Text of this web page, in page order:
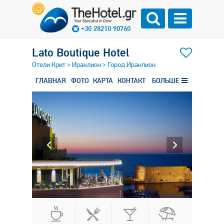
+30 28210 90760
Lato Boutique Hotel
Отели Крит>Ираклион>Город Ираклион
ГЛАВНАЯ ФОТО КАРТА КОНТАКТ БОЛЬШЕ